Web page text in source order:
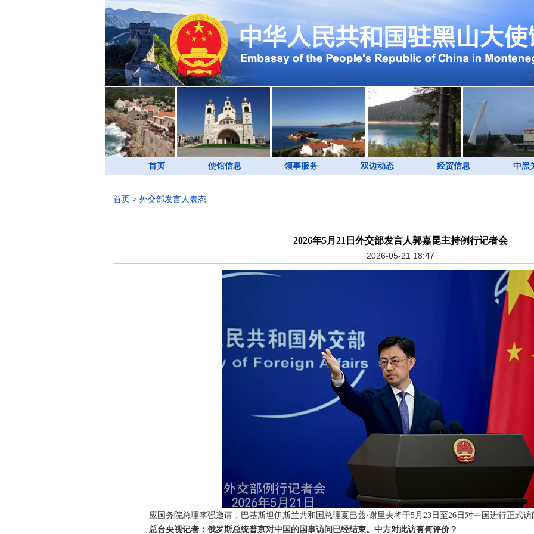
首页 使馆信息 领事服务 双边动态 经贸信息 中黑
首页 > 外交部发言人表态
2026年5月21日外交部发言人郭嘉昆主持例行记者会
2026-05-21 18:47
应国务院总理李强邀请，巴基斯坦伊斯兰共和国总理夏巴兹·谢里夫将于5月23日至26日对中国进行正式访
总台央视记者：俄罗斯总统普京对中国的国事访问已经结束。中方对此访有何评价？